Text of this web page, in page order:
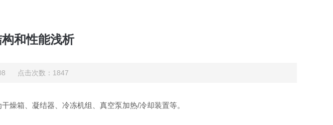
和性能浅析
点击次数：1847
燥箱、凝结器、冷冻机组、真空泵加热/冷却装置等。